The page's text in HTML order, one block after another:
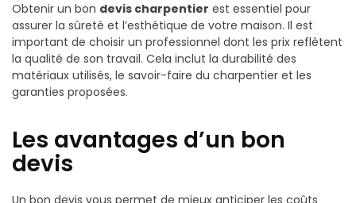
Obtenir un bon devis charpentier est essentiel pour
assurer la sûreté et l’esthétique de votre maison. Il est
important de choisir un professionnel dont les prix reflètent
la qualité de son travail. Cela inclut la durabilité des
matériaux utilisés, le savoir-faire du charpentier et les
garanties proposées.
Les avantages d’un bon
devis